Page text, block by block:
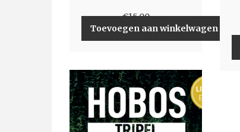
€15,00
Toevoegen aan winkelwagen